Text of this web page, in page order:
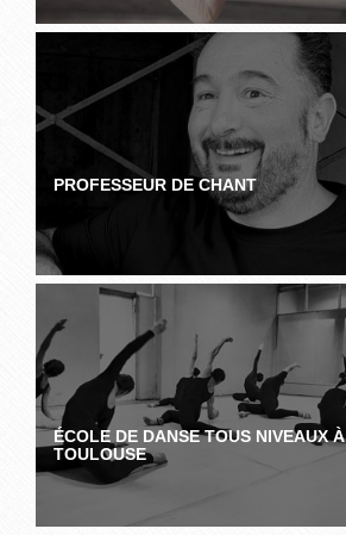
PROFESSEUR DE CHANT
ÉCOLE DE DANSE TOUS NIVEAUX À
TOULOUSE